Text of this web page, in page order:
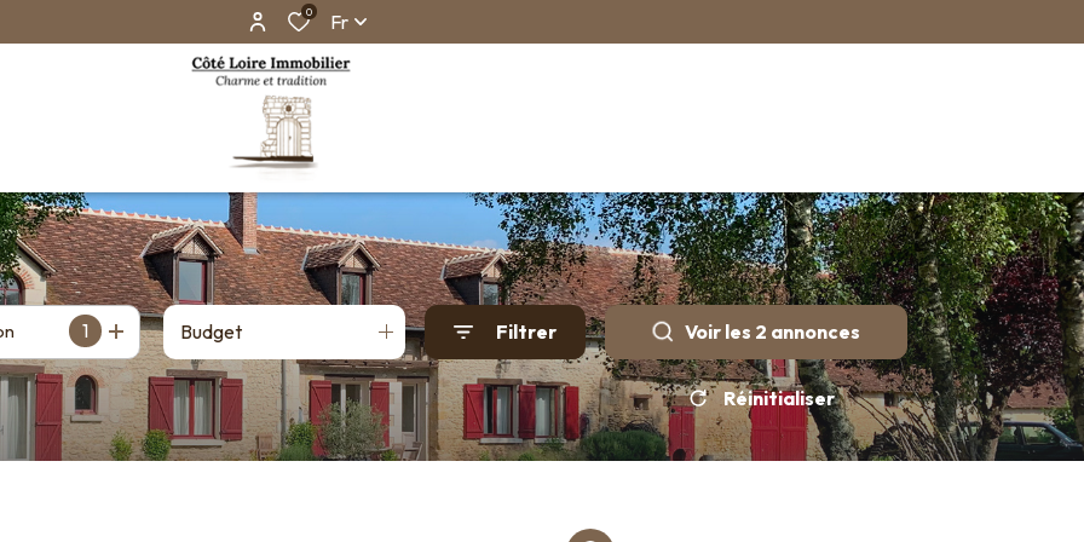
0 Fr
1 Budget Filtrer Voir les 2 annonces
Réinitialiser